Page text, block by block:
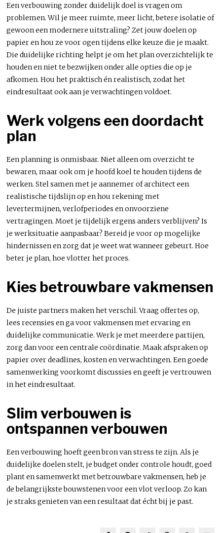
Een verbouwing zonder duidelijk doel is vragen om
problemen. Wil je meer ruimte, meer licht, betere isolatie of
gewoon een modernere uitstraling? Zet jouw doelen op
papier en hou ze voor ogen tijdens elke keuze die je maakt.
Die duidelijke richting helpt je om het plan overzichtelijk te
houden en niet te bezwijken onder alle opties die op je
afkomen. Hou het praktisch én realistisch, zodat het
eindresultaat ook aan je verwachtingen voldoet.
Werk volgens een doordacht
plan
Een planning is onmisbaar. Niet alleen om overzicht te
bewaren, maar ook om je hoofd koel te houden tijdens de
werken. Stel samen met je aannemer of architect een
realistische tijdslijn op en hou rekening met
levertermijnen, verlofperiodes en onvoorziene
vertragingen. Moet je tijdelijk ergens anders verblijven? Is
je werksituatie aanpasbaar? Bereid je voor op mogelijke
hindernissen en zorg dat je weet wat wanneer gebeurt. Hoe
beter je plan, hoe vlotter het proces.
Kies betrouwbare vakmensen
De juiste partners maken het verschil. Vraag offertes op,
lees recensies en ga voor vakmensen met ervaring en
duidelijke communicatie. Werk je met meerdere partijen,
zorg dan voor een centrale coördinatie. Maak afspraken op
papier over deadlines, kosten en verwachtingen. Een goede
samenwerking voorkomt discussies en geeft je vertrouwen
in het eindresultaat.
Slim verbouwen is
ontspannen verbouwen
Een verbouwing hoeft geen bron van stress te zijn. Als je
duidelijke doelen stelt, je budget onder controle houdt, goed
plant en samenwerkt met betrouwbare vakmensen, heb je
de belangrijkste bouwstenen voor een vlot verloop. Zo kan
je straks genieten van een resultaat dat écht bij je past.